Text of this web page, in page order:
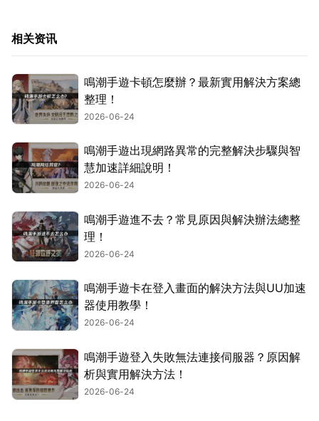
相关资讯
鳴潮手遊卡頓怎麼辦？最新實用解決方案總
整理！
2026-06-24
鳴潮手遊出現網路異常的完整解決步驟與智
慧加速詳細說明！
2026-06-24
鳴潮手遊進不去？常見原因與解決辦法總整
理！
2026-06-24
鳴潮手遊卡在登入畫面的解決方法與UU加速
器使用教學！
2026-06-24
鳴潮手遊登入失敗無法連接伺服器？原因解
析與實用解決方法！
2026-06-24